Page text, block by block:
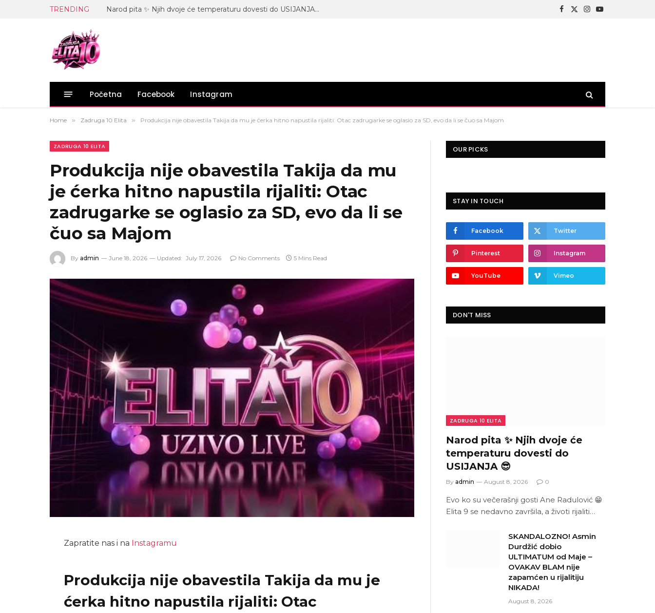
TRENDING Narod pita ✨ Njih dvoje će temperaturu dovesti do USIJANJA 😎 Facebook
X
Instagram
YouTube
Početna Facebook Instagram
Home » Zadruga 10 Elita » Produkcija nije obavestila Takija da mu je ćerka hitno napustila rijaliti: Otac zadrugarke se oglasio za SD, evo da li se čuo sa Majom
ZADRUGA 10 ELITA
Produkcija nije obavestila Takija da mu
je ćerka hitno napustila rijaliti: Otac
zadrugarke se oglasio za SD, evo da li se
čuo sa Majom
By admin June 18, 2026 Updated: July 17, 2026 No Comments 5 Mins Read
Zapratite nas i na Instagramu
Produkcija nije obavestila Takija da mu je
ćerka hitno napustila rijaliti: Otac
OUR PICKS
STAY IN TOUCH
Facebook Twitter
Pinterest Instagram
YouTube Vimeo
DON'T MISS
ZADRUGA 10 ELITA
Narod pita ✨ Njih dvoje će
temperaturu dovesti do
USIJANJA 😎
By admin August 8, 2026 0
Evo ko su večerašnji gosti Ane Radulović 😁
Elita 9 se nedavno završila, a životi rijaliti…
SKANDALOZNO! Asmin
Durdžić dobio
ULTIMATUM od Maje –
OVAKAV BLAM nije
zapamćen u rijalitiju
NIKADA!
August 8, 2026